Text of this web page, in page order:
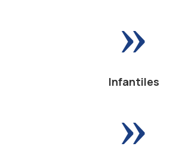
»
Infantiles
»